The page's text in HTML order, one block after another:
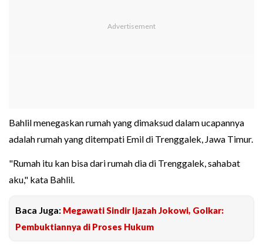
Bahlil menegaskan rumah yang dimaksud dalam ucapannya
adalah rumah yang ditempati Emil di Trenggalek, Jawa Timur.
"Rumah itu kan bisa dari rumah dia di Trenggalek, sahabat
aku," kata Bahlil.
Baca Juga: Megawati Sindir Ijazah Jokowi, Golkar:
Pembuktiannya di Proses Hukum